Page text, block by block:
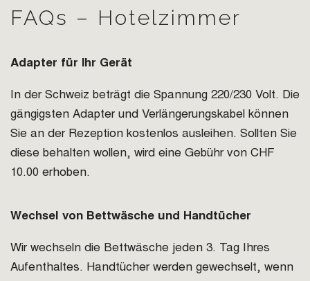
FAQs – Hotelzimmer
Adapter für Ihr Gerät
In der Schweiz beträgt die Spannung 220/230 Volt. Die
gängigsten Adapter und Verlängerungskabel können
Sie an der Rezeption kostenlos ausleihen. Sollten Sie
diese behalten wollen, wird eine Gebühr von CHF
10.00 erhoben.
Wechsel von Bettwäsche und Handtücher
Wir wechseln die Bettwäsche jeden 3. Tag Ihres
Aufenthaltes. Handtücher werden gewechselt, wenn